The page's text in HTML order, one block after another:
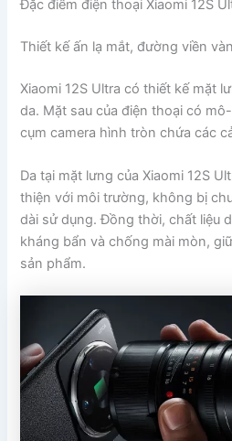
Đặc điểm điện thoại Xiaomi 12S
Thiết kế ấn lạ mắt, đường viền
Xiaomi 12S Ultra có thiết kế mặt
da. Mặt sau của điện thoại có
cụm camera hình tròn chứa các
Da tại mặt lưng của Xiaomi 12S
thiện với môi trường, không bị
dài sử dụng. Đồng thời, chất liệu
kháng bẩn và chống mài mòn,
sản phẩm.